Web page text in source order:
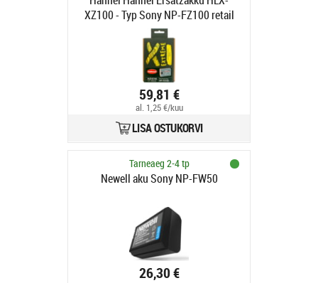
XZ100 - Typ Sony NP-FZ100 retail
59,81 €
al. 1,25 €/kuu
LISA OSTUKORVI
Tarneaeg 2-4 tp
Newell aku Sony NP-FW50
26,30 €